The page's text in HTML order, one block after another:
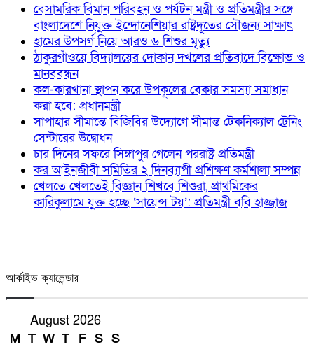
বেসামরিক বিমান পরিবহন ও পর্যটন মন্ত্রী ও প্রতিমন্ত্রীর সঙ্গে
বাংলাদেশে নিযুক্ত ইন্দোনেশিয়ার রাষ্ট্রদূতের সৌজন্য সাক্ষাৎ
হামের উপসর্গ নিয়ে আরও ৬ শিশুর মৃত্যু
ঠাকুরগাঁওয়ে বিদ্যালয়ের দোকান দখলের প্রতিবাদে বিক্ষোভ ও
মানববন্ধন
কল-কারখানা স্থাপন করে উপকূলের বেকার সমস্যা সমাধান
করা হবে: প্রধানমন্ত্রী
সাপাহার সীমান্তে বিজিবির উদ্যোগে সীমান্ত টেকনিক্যাল ট্রেনিং
সেন্টারের উদ্বোধন
চার দিনের সফরে সিঙ্গাপুর গেলেন পররাষ্ট্র প্রতিমন্ত্রী
কর আইনজীবী সমিতির ২ দিনব্যাপী প্রশিক্ষণ কর্মশালা সম্পন্ন
খেলতে খেলতেই বিজ্ঞান শিখবে শিশুরা, প্রাথমিকের
কারিকুলামে যুক্ত হচ্ছে ‘সায়েন্স টয়’: প্রতিমন্ত্রী ববি হাজ্জাজ
আর্কাইভ ক্যালেন্ডার
August 2026
M T W T F S S